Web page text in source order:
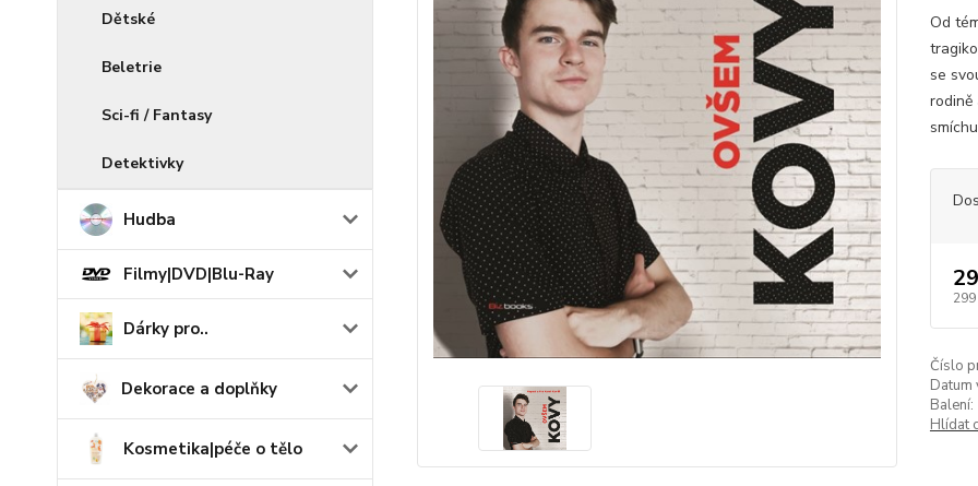
Dětské
Beletrie
Sci-fi / Fantasy
Detektivky
Hudba
Filmy|DVD|Blu-Ray
Dárky pro..
Dekorace a doplňky
Kosmetika|péče o tělo
Od
se
rodině
299
Číslo
Datum
Balení:
Hlídat